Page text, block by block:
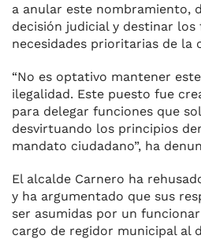
a anular este nombramiento,
decisión judicial y destinar los
necesidades prioritarias de la
“No es optativo mantener
ilegalidad. Este puesto fue
para delegar funciones que
desvirtuando los principios
mandato ciudadano”, ha
El alcalde Carnero ha
y ha argumentado que sus
ser asumidas por un
cargo de regidor municipal al